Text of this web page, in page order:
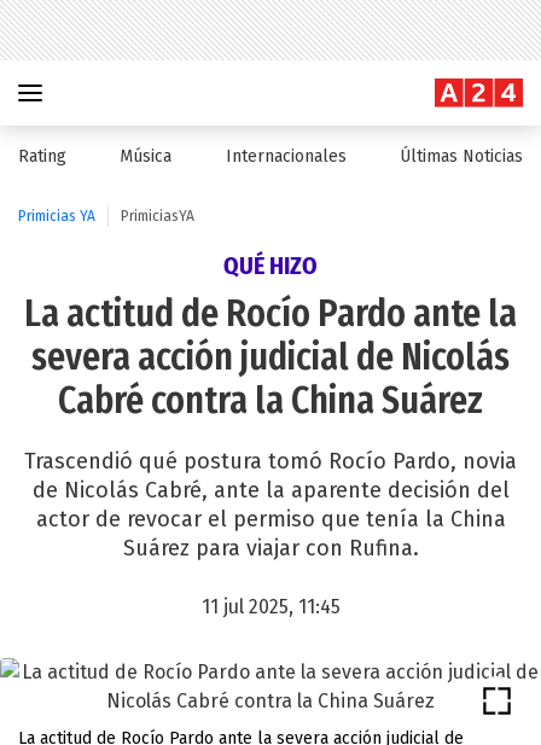
Rating Música Internacionales Últimas Noticias
Primicias YA PrimiciasYA
QUÉ HIZO
La actitud de Rocío Pardo ante la
severa acción judicial de Nicolás
Cabré contra la China Suárez
Trascendió qué postura tomó Rocío Pardo, novia
de Nicolás Cabré, ante la aparente decisión del
actor de revocar el permiso que tenía la China
Suárez para viajar con Rufina.
11 jul 2025, 11:45
La actitud de Rocío Pardo ante la severa acción judicial de